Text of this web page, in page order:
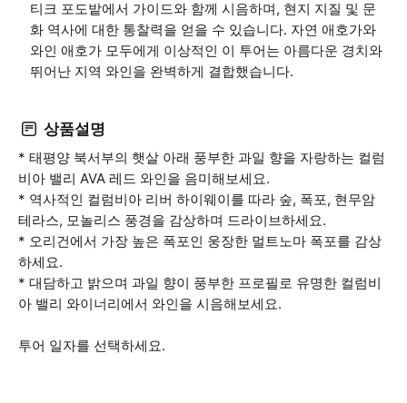
티크 포도밭에서 가이드와 함께 시음하며, 현지 지질 및 문
화 역사에 대한 통찰력을 얻을 수 있습니다. 자연 애호가와
와인 애호가 모두에게 이상적인 이 투어는 아름다운 경치와
뛰어난 지역 와인을 완벽하게 결합했습니다.
상품설명
* 태평양 북서부의 햇살 아래 풍부한 과일 향을 자랑하는 컬럼
비아 밸리 AVA 레드 와인을 음미해보세요.
* 역사적인 컬럼비아 리버 하이웨이를 따라 숲, 폭포, 현무암
테라스, 모놀리스 풍경을 감상하며 드라이브하세요.
* 오리건에서 가장 높은 폭포인 웅장한 멀트노마 폭포를 감상
하세요.
* 대담하고 밝으며 과일 향이 풍부한 프로필로 유명한 컬럼비
아 밸리 와이너리에서 와인을 시음해보세요.
투어 일자를 선택하세요.